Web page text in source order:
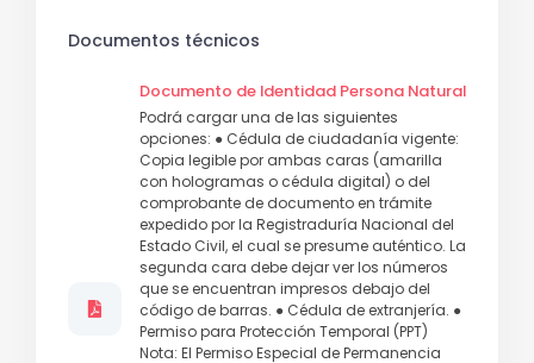
Documentos técnicos
Documento de Identidad Persona Natural
Podrá cargar una de las siguientes
opciones: ● Cédula de ciudadanía vigente:
Copia legible por ambas caras (amarilla
con hologramas o cédula digital) o del
comprobante de documento en trámite
expedido por la Registraduría Nacional del
Estado Civil, el cual se presume auténtico. La
segunda cara debe dejar ver los números
que se encuentran impresos debajo del
código de barras. ● Cédula de extranjería. ●
Permiso para Protección Temporal (PPT)
Nota: El Permiso Especial de Permanencia